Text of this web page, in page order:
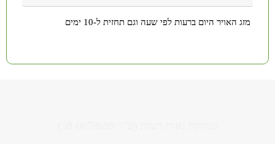
מזג האויר היום ברעות לפי שעה וגם תחזית ל-10 ימים